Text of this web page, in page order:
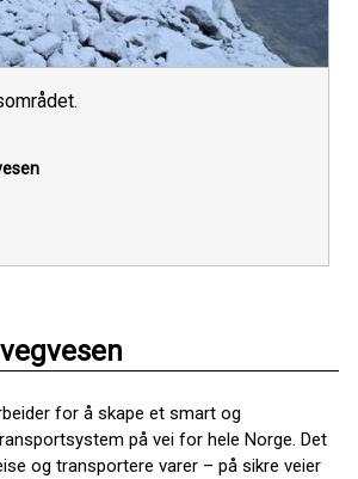
for å skape et smart og
på vei for hele Norge. Det
og transportere varer – på sikre veier